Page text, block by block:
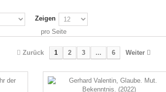
Zeigen
pro Seite
Zurück 1 2 3 ... 6 Weiter